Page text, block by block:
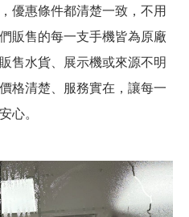
優惠條件都清楚一致，不用
販售的每一支手機皆為原廠
售水貨、展示機或來源不明
格清楚、服務實在，讓每一
心。